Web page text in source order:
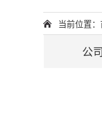
当前位置：
公